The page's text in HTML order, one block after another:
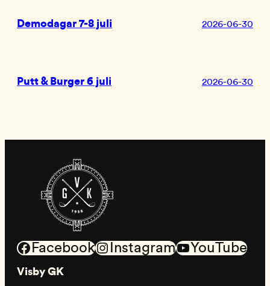
Demodagar 7-8 juli 2026-06-30
Putt & Burger 6 juli 2026-06-30
Facebook Instagram YouTube
Visby GK